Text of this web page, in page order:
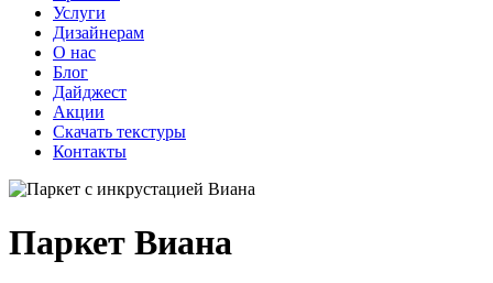
Услуги
Дизайнерам
О нас
Блог
Дайджест
Акции
Скачать текстуры
Контакты
Паркет Виана